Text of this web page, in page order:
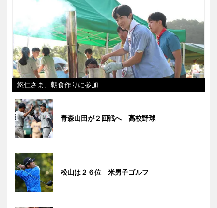
悠仁さま、朝食作りに参加
青森山田が２回戦へ 高校野球
松山は２６位 米男子ゴルフ